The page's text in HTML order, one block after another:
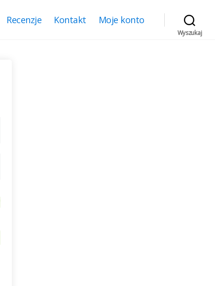
Recenzje Kontakt Moje konto
Wyszukaj